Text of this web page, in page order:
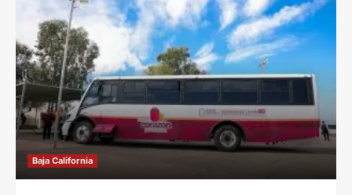
Baja California